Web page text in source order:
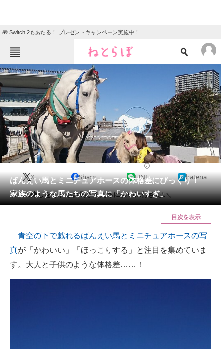
🎁 Switch 2もあたる！ プレゼントキャンペーン実施中！
ねとらぼメニュー
エンタメ
グルメ 地域
住まい 教育・育児
動物 リサーチ
会員記事
メディア
ITの今と未来を見通す
スマホと通信の最新トレンド
ばんえい馬とミニチュアホースの体格差にびっくり！
家族のような馬たちの写真に「かわいすぎ」
X Share LINE hatena
最上の癒しをくれるお馬さんたちに会いに行きたい。
目次を表示
青空の下で戯れるばんえい馬とミニチュアホースの写
真が「かわいい」「ほっこりする」と注目を集めていま
す。大人と子供のような体格差……！